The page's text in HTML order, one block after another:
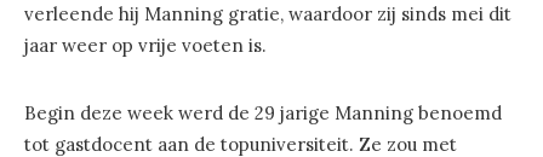
verleende hij Manning gratie, waardoor zij sinds mei dit
jaar weer op vrije voeten is.
Begin deze week werd de 29 jarige Manning benoemd
tot gastdocent aan de topuniversiteit. Ze zou met